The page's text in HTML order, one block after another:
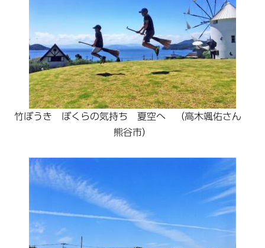
竹ぼうき ぼくらの気持ち 夏空へ （高木颯佑さん
熊谷市）